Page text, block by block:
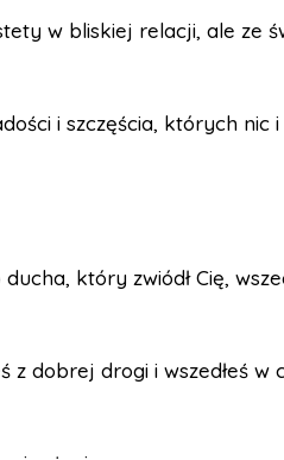
w bliskiej relacji, ale ze
i szczęścia, których nic
który zwiódł Cię,
z dobrej drogi i wszedłeś w